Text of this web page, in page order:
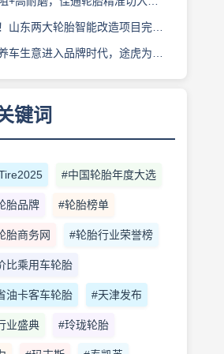
山东两大轮胎智能改造项目完成备案
意进入品牌时代，途虎为何此时加码“万镇万店”？
键词
#中国轮胎年度大选
胎品牌 #轮胎榜单
胎商务网 #轮胎行业荣誉榜
比乘用车轮胎
油卡客车轮胎 #天津发布
业盛典 #玲珑轮胎